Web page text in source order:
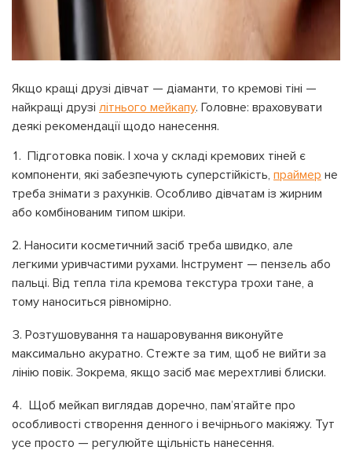
Якщо кращі друзі дівчат — діаманти, то кремові тіні —
найкращі друзі літнього мейкапу. Головне: враховувати
деякі рекомендації щодо нанесення.
Підготовка повік. І хоча у складі кремових тіней є
компоненти, які забезпечують суперстійкість, праймер не
треба знімати з рахунків. Особливо дівчатам із жирним
або комбінованим типом шкіри.
Наносити косметичний засіб треба швидко, але
легкими уривчастими рухами. Інструмент — пензель або
пальці. Від тепла тіла кремова текстура трохи тане, а
тому наноситься рівномірно.
Розтушовування та нашаровування виконуйте
максимально акуратно. Стежте за тим, щоб не вийти за
лінію повік. Зокрема, якщо засіб має мерехтливі блиски.
Щоб мейкап виглядав доречно, пам’ятайте про
особливості створення денного і вечірнього макіяжу. Тут
усе просто — регулюйте щільність нанесення.